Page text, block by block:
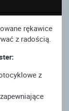
rękawice
z radością.
z